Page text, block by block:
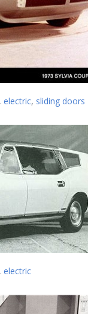
, electric, sliding doors
, electric